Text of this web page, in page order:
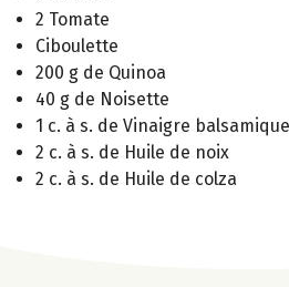
2 Tomate
Ciboulette
200 g de Quinoa
40 g de Noisette
1 c. à s. de Vinaigre balsamique
2 c. à s. de Huile de noix
2 c. à s. de Huile de colza